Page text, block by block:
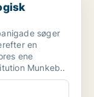
søger
en
ene
Munkeb..